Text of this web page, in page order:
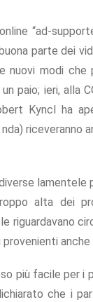
“ad-
parte dei
nuovi modi che
paio; ieri, alla
Kyncl ha
riceveranno
lamentele
alta dei
riguardavano
anche
più facile per i
che i